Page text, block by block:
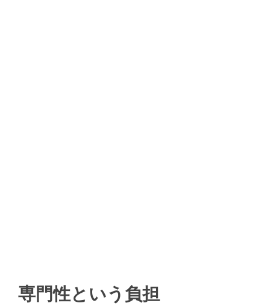
専門性という負担